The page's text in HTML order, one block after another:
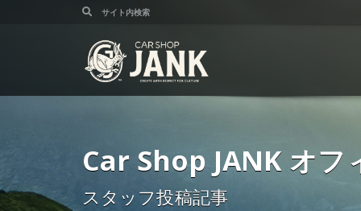
Car Shop JANK オフ
スタッフ投稿記事